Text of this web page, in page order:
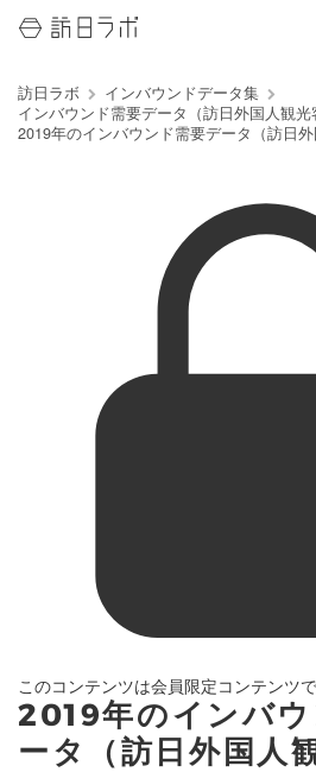
訪日ラボ
インバウンドデータ集
インバウンド需要データ（訪日外国人観光
2019年のインバウンド需要データ（訪日外
このコンテンツは会員限定コンテンツ
2019年のインバ
ータ（訪日外国人